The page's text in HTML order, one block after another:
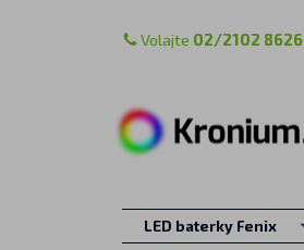
Volajte 02/2102 8626
LED baterky Fenix